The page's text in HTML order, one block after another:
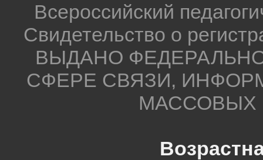
Всероссийский
Свидетельство о
ВЫДАНО
СФЕРЕ СВЯЗИ,
МАССОВЫХ